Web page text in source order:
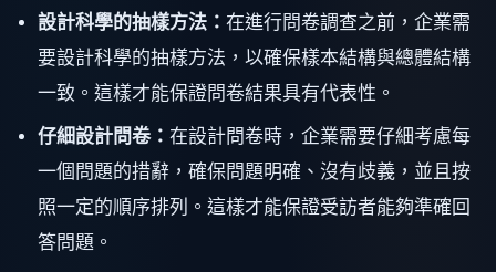
設計科學的抽樣方法： 在進行問卷調查之前，企業需
要設計科學的抽樣方法，以確保樣本結構與總體結構
一致。這樣才能保證問卷結果具有代表性。
仔細設計問卷： 在設計問卷時，企業需要仔細考慮每
一個問題的措辭，確保問題明確、沒有歧義，並且按
照一定的順序排列。這樣才能保證受訪者能夠準確回
答問題。